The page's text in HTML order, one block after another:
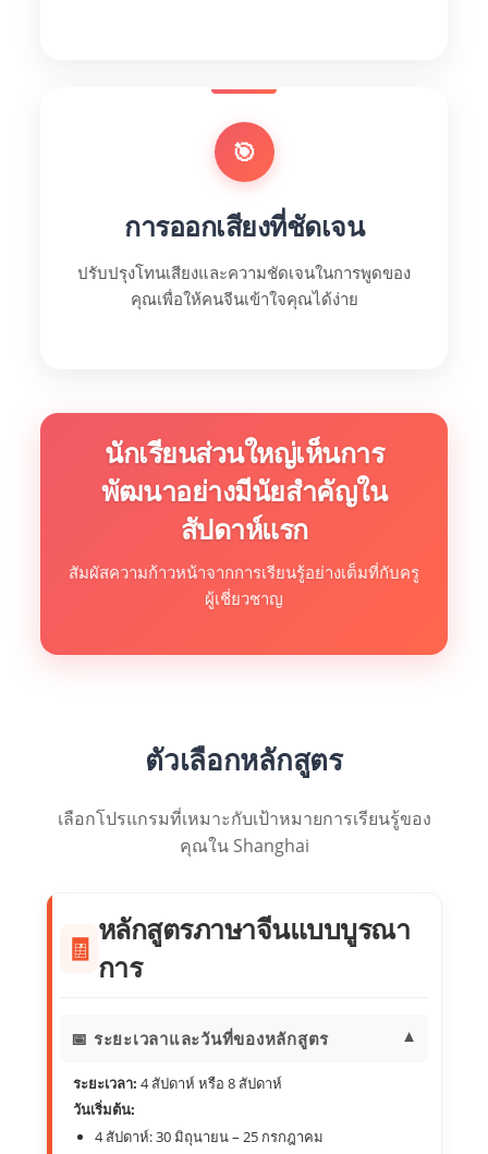
🎯
การออกเสียงที่ชัดเจน
ปรับปรุงโทนเสียงและความชัดเจนในการพูดของ
คุณเพื่อให้คนจีนเข้าใจคุณได้ง่าย
นักเรียนส่วนใหญ่เห็นการ
พัฒนาอย่างมีนัยสำคัญใน
สัปดาห์แรก
สัมผัสความก้าวหน้าจากการเรียนรู้อย่างเต็มที่กับครู
ผู้เชี่ยวชาญ
ตัวเลือกหลักสูตร
เลือกโปรแกรมที่เหมาะกับเป้าหมายการเรียนรู้ของ
คุณใน Shanghai
🧾
หลักสูตรภาษาจีนแบบบูรณา
การ
📅 ระยะเวลาและวันที่ของหลักสูตร ▼
ระยะเวลา: 4 สัปดาห์ หรือ 8 สัปดาห์
วันเริ่มต้น:
4 สัปดาห์: 30 มิถุนายน – 25 กรกฎาคม